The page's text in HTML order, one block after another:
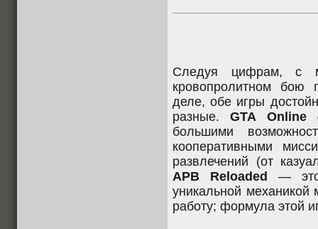
Следуя цифрам, с
кровопролитном бою
деле, обе игры
разные.GTA Online—
большими
кооперативными
развлечений (от
APB Reloaded — это
уникальной механикой
работу; формула этой